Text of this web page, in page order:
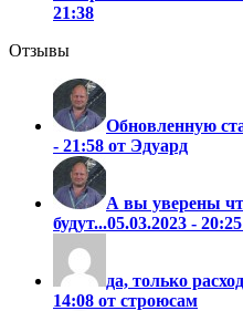
21:38
Отзывы
Обновленную
- 21:58 от Эдуард
А вы уверены
будут...05.03.2023 -
да, только
14:08 от строюсам